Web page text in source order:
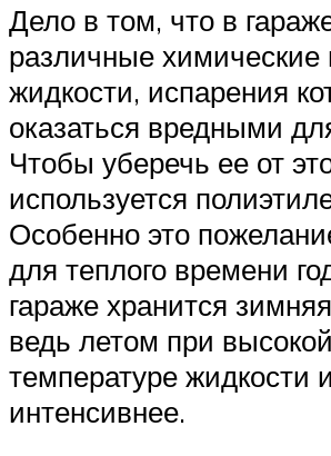
Дело в том, что в
различные химические
жидкости, испарения
оказаться вредными
Чтобы уберечь ее от
используется
Особенно это
для теплого времени
гараже хранится
ведь летом при высокой
температуре жидкости
интенсивнее.